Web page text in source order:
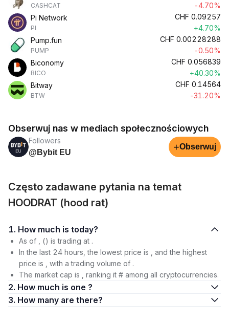
CASHCAT
-4.70%
Pi Network
PI
CHF 0.09257
+4.70%
Pump.fun
PUMP
CHF 0.00228288
-0.50%
Biconomy
BICO
CHF 0.056839
+40.30%
Bitway
BTW
CHF 0.14564
-31.20%
Obserwuj nas w mediach społecznościowych
Followers
@Bybit EU
+Obserwuj
Często zadawane pytania na temat
HOODRAT (hood rat)
1. How much is today?
As of , () is trading at .
In the last 24 hours, the lowest price is , and the highest
price is , with a trading volume of .
The market cap is , ranking it # among all cryptocurrencies.
2. How much is one ?
3. How many are there?